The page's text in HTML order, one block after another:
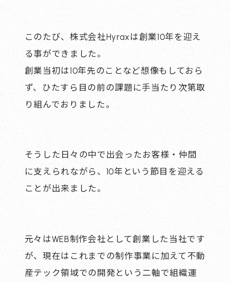
このたび、株式会社Hyraxは創業10年を迎え
る事ができました。
創業当初は10年先のことなど想像もしておら
ず、ひたすら目の前の課題に手当たり次第取
り組んでおりました。
そうした日々の中で出会ったお客様・仲間
に支えられながら、10年という節目を迎える
ことが出来ました。
元々はWEB制作会社として創業した当社です
が、現在はこれまでの制作事業に加えて不動
産テック領域での開発という二軸で組織運